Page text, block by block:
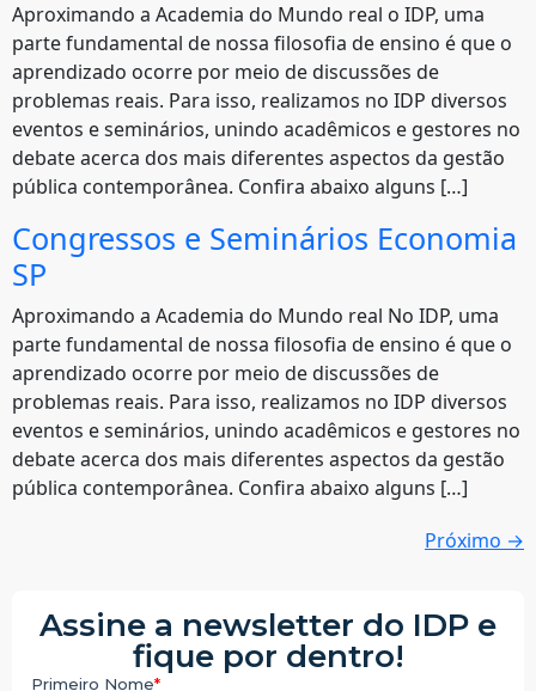
Aproximando a Academia do Mundo real o IDP, uma
parte fundamental de nossa filosofia de ensino é que o
aprendizado ocorre por meio de discussões de
problemas reais. Para isso, realizamos no IDP diversos
eventos e seminários, unindo acadêmicos e gestores no
debate acerca dos mais diferentes aspectos da gestão
pública contemporânea. Confira abaixo alguns […]
Congressos e Seminários Economia
SP
Aproximando a Academia do Mundo real No IDP, uma
parte fundamental de nossa filosofia de ensino é que o
aprendizado ocorre por meio de discussões de
problemas reais. Para isso, realizamos no IDP diversos
eventos e seminários, unindo acadêmicos e gestores no
debate acerca dos mais diferentes aspectos da gestão
pública contemporânea. Confira abaixo alguns […]
Próximo →
Assine a newsletter do IDP e
fique por dentro!